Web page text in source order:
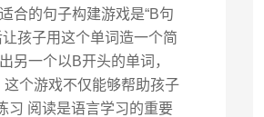
合的句子构建游戏是“B句
孩子用这个单词造一个简
另一个以B开头的单词，
这个游戏不仅能够帮助孩子
习 阅读是语言学习的重要